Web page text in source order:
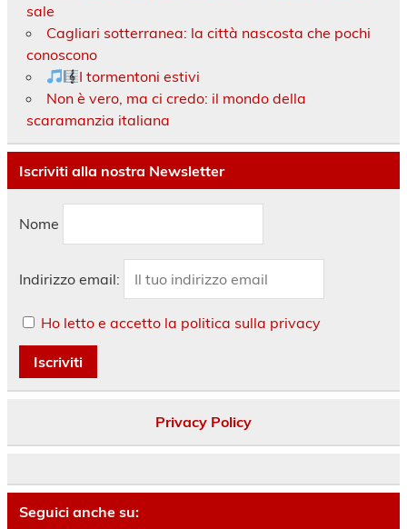
sale
Cagliari sotterranea: la città nascosta che pochi
conoscono
I tormentoni estivi
Non è vero, ma ci credo: il mondo della
scaramanzia italiana
Iscriviti alla nostra Newsletter
Nome
Indirizzo email:
Ho letto e accetto la politica sulla privacy
Privacy Policy
Seguici anche su: